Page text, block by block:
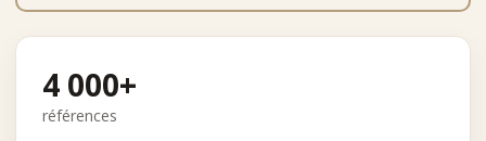
4 000+
références